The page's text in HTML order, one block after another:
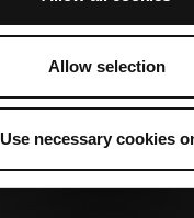
Allow selection
Use necessary cookies